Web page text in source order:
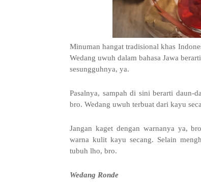
Minuman hangat tradisional khas
Wedang uwuh dalam bahasa Jawa
sesungguhnya, ya.
Pasalnya, sampah di sini berarti daun-
bro. Wedang uwuh terbuat dari kayu
Jangan kaget dengan warnanya ya,
warna kulit kayu secang. Selain
tubuh lho, bro.
Wedang Ronde